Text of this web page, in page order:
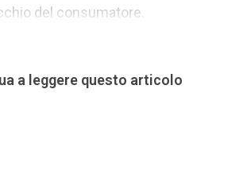
del consumatore.
a leggere questo articolo